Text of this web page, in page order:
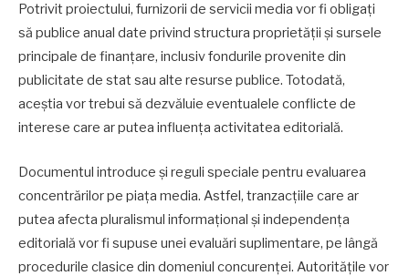
Potrivit proiectului, furnizorii de servicii media vor fi obligați
să publice anual date privind structura proprietății și sursele
principale de finanțare, inclusiv fondurile provenite din
publicitate de stat sau alte resurse publice. Totodată,
aceștia vor trebui să dezvăluie eventualele conflicte de
interese care ar putea influența activitatea editorială.
Documentul introduce și reguli speciale pentru evaluarea
concentrărilor pe piața media. Astfel, tranzacțiile care ar
putea afecta pluralismul informațional și independența
editorială vor fi supuse unei evaluări suplimentare, pe lângă
procedurile clasice din domeniul concurenței. Autoritățile vor